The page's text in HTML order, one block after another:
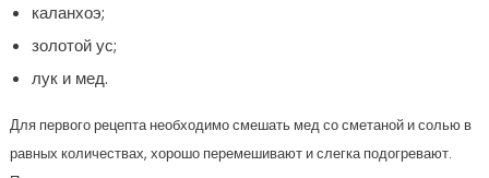
каланхоэ;
золотой ус;
лук и мед.
Для первого рецепта необходимо смешать мед со сметаной и солью в
равных количествах, хорошо перемешивают и слегка подогревают.